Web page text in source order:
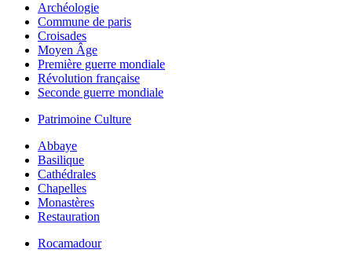
Archéologie
Commune de paris
Croisades
Moyen Âge
Première guerre mondiale
Révolution française
Seconde guerre mondiale
Patrimoine Culture
Abbaye
Basilique
Cathédrales
Chapelles
Monastères
Restauration
Rocamadour